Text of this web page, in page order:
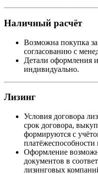
Наличный расчёт
Возможна покупка
согласованию с
Детали оформления
индивидуально.
Лизинг
Условия договора
срок договора,
формируются с
платёжеспособности
Оформление
документов в
лизинговых